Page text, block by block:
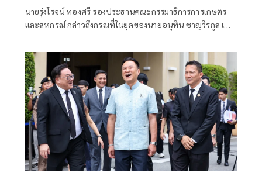
ธรรม พร้อมเดินหน้าลดต้นทุนปุ๋ยช่วย
นายรุ่งโรจน์ ทองศรี รองประธานคณะกรรมาธิการการเกษตร
และสหกรณ์ กล่าวถึงกรณที่ในยุคของนายอนุทิน ชาญวีรกูล เป็น
ว่า ในยุคของของท่านอนุทินเป็นนายกรัฐมนตรี